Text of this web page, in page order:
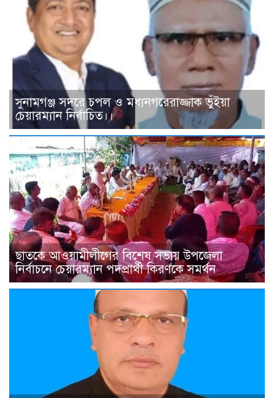
সুনামগঞ্জ সদরে চপল ও মধ্যনগরেরাজ্জাক ভুঁইয়া
চেয়ারম্যান নির্বাচিত।।
ছাতকে আওয়ামীলীগের বিশেষ সভায় উপজেলা
নির্বাচনে চেয়ারম্যান পদপ্রার্থী কিরণকে সমর্থন